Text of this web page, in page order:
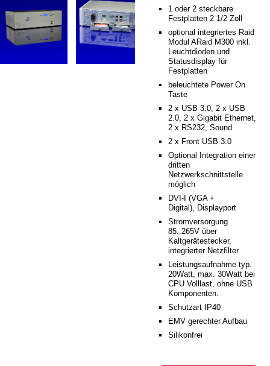
1 oder 2 steckbare
Festplatten 2 1/2 Zoll
optional integriertes Raid
Modul ARaid M300 inkl.
Leuchtdioden und
Statusdisplay für
Festplatten
beleuchtete Power On
Taste
2 x USB 3.0, 2 x USB
2.0, 2 x Gigabit Ethernet,
2 x RS232, Sound
2 x Front USB 3.0
Optional Integration einer
dritten
Netzwerkschnittstelle
möglich
DVI-I (VGA +
Digital), Displayport
Stromversorgung
85..265V über
Kaltgerätestecker,
integrierter Netzfilter
Leistungsaufnahme typ.
20Watt, max. 30Watt bei
CPU Volllast, ohne USB
Komponenten.
Schutzart IP40
EMV gerechter Aufbau
Silikonfrei